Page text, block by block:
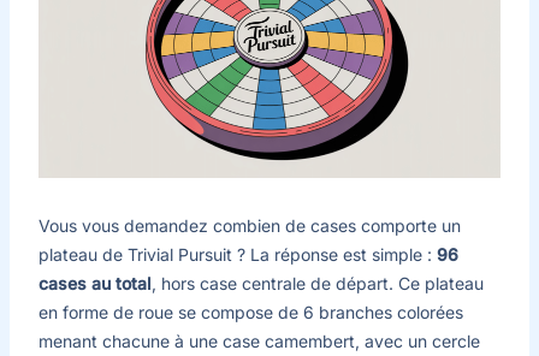
Vous vous demandez combien de cases comporte un
plateau de Trivial Pursuit ? La réponse est simple : 96
cases au total, hors case centrale de départ. Ce plateau
en forme de roue se compose de 6 branches colorées
menant chacune à une case camembert, avec un cercle